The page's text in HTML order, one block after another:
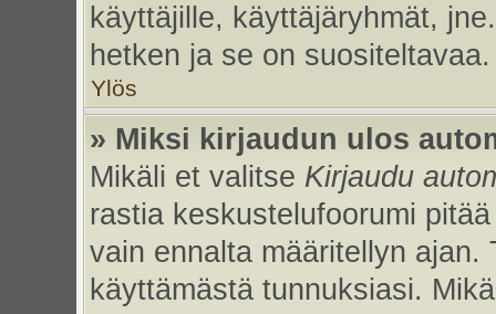
käyttäjille, käyttäjäryhmät,
hetken ja se on suositeltavaa.
Ylös
» Miksi kirjaudun ulos
Mikäli et valitse Kirjaudu
rastia keskustelufoorumi
vain ennalta määritellyn
käyttämästä tunnuksiasi.